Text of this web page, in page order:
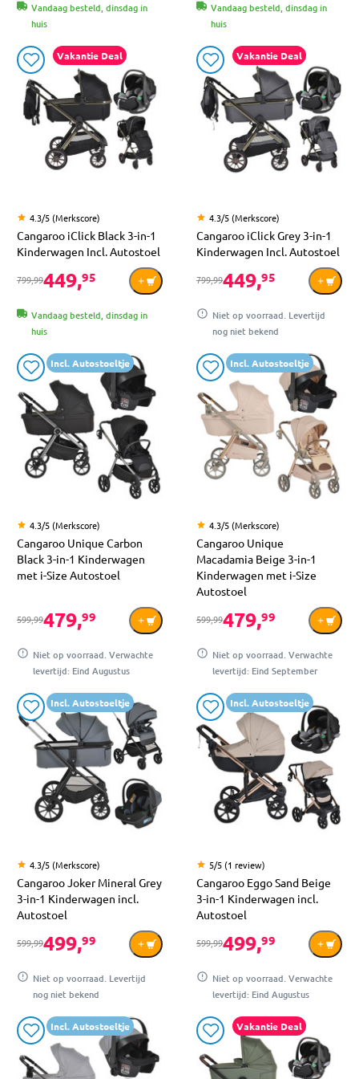
Vandaag besteld, dinsdag in
huis
Vandaag besteld, dinsdag in
huis
Vakantie Deal
4.3/5 (Merkscore)
Cangaroo iClick Black 3-in-1
Kinderwagen Incl. Autostoel
799,99449,95
Vandaag besteld, dinsdag in
huis
Vakantie Deal
4.3/5 (Merkscore)
Cangaroo iClick Grey 3-in-1
Kinderwagen Incl. Autostoel
799,99449,95
Niet op voorraad. Levertijd
nog niet bekend
Incl. Autostoeltje
4.3/5 (Merkscore)
Cangaroo Unique Carbon
Black 3-in-1 Kinderwagen
met i-Size Autostoel
599,99479,99
Niet op voorraad. Verwachte
levertijd: Eind Augustus
Incl. Autostoeltje
4.3/5 (Merkscore)
Cangaroo Unique
Macadamia Beige 3-in-1
Kinderwagen met i-Size
Autostoel
599,99479,99
Niet op voorraad. Verwachte
levertijd: Eind September
Incl. Autostoeltje
4.3/5 (Merkscore)
Cangaroo Joker Mineral Grey
3-in-1 Kinderwagen incl.
Autostoel
599,99499,99
Niet op voorraad. Levertijd
nog niet bekend
Incl. Autostoeltje
5/5 (1 review)
Cangaroo Eggo Sand Beige
3-in-1 Kinderwagen incl.
Autostoel
599,99499,99
Niet op voorraad. Verwachte
levertijd: Eind Augustus
Incl. Autostoeltje Vakantie Deal